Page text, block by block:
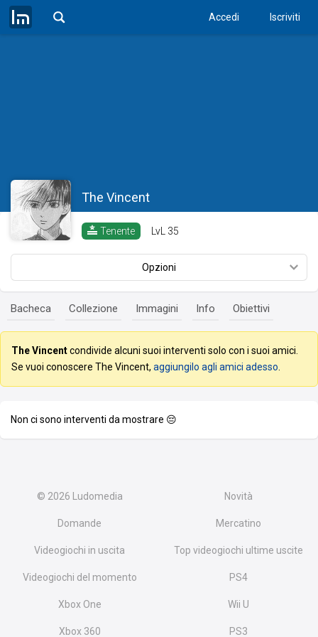
Accedi Iscriviti
The Vincent
Tenente LvL 35
Opzioni
Bacheca Collezione Immagini Info Obiettivi
The Vincentcondivide alcuni suoi interventi solo con i suoi amici.
Se vuoi conoscere The Vincent, aggiungilo agli amici adesso
Non ci sono interventi da mostrare 😔
© 2026 Ludomedia Novità
Domande Mercatino
Videogiochi in uscita Top videogiochi ultime uscite
Videogiochi del momento PS4
Xbox One Wii U
Xbox 360 PS3